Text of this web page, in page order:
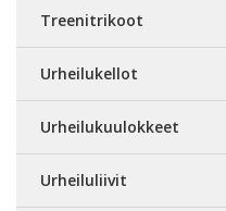
Treenitrikoot
Urheilukellot
Urheilukuulokkeet
Urheiluliivit